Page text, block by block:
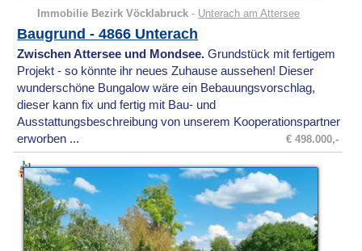
Immobilie Bezirk Vöcklabruck - Unterach am Attersee
Baugrund - 4866 Unterach
Zwischen Attersee und Mondsee. Grundstück mit fertigem
Projekt - so könnte ihr neues Zuhause aussehen! Dieser
wunderschöne Bungalow wäre ein Bebauungsvorschlag,
dieser kann fix und fertig mit Bau- und
Ausstattungsbeschreibung von unserem Kooperationspartner
erworben ...
€ 498.000,-